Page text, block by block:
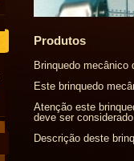
Produtos
Brinquedo mecânico
Este brinquedo
Atenção este
deve ser
Descrição deste